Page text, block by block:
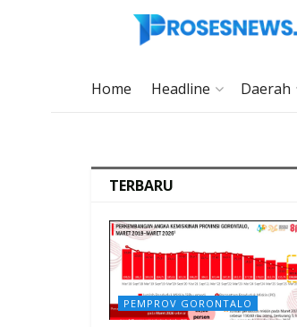
Home Headline Daerah
TERBARU
PEMPROV GORONTALO